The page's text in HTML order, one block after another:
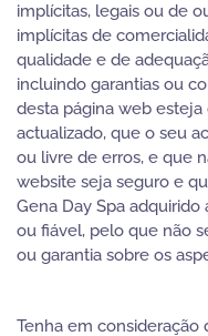
implícitas, legais ou de
implícitas de
qualidade e de
incluindo garantias ou
desta página web
actualizado, que o seu
ou livre de erros, e que
website seja seguro e
Gena Day Spa
ou fiável, pelo que não
ou garantia sobre os
Tenha em consideração